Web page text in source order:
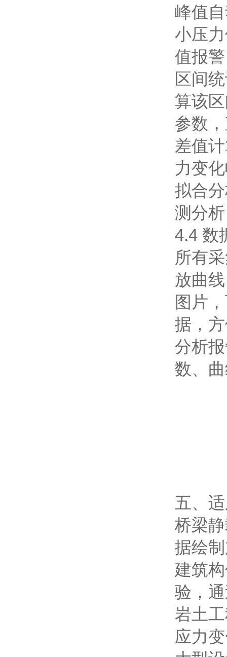
峰值
小压
值报
区间
算该
参数
差值
力变
拟合
测分
4.4 数
所有
放曲
图片
据，
分析
数、
五、
桥梁
据绘
建筑
验，
岩土
应力